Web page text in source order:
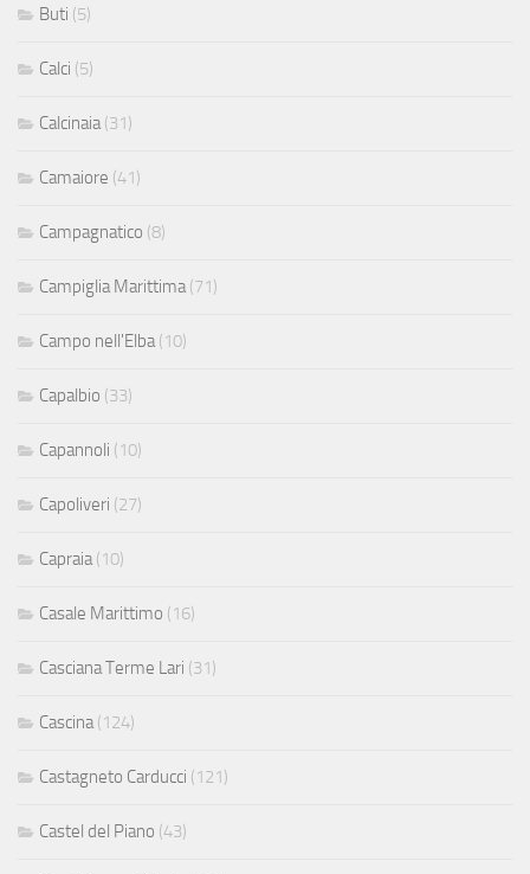
Buti (5)
Calci (5)
Calcinaia (31)
Camaiore (41)
Campagnatico (8)
Campiglia Marittima (71)
Campo nell'Elba (10)
Capalbio (33)
Capannoli (10)
Capoliveri (27)
Capraia (10)
Casale Marittimo (16)
Casciana Terme Lari (31)
Cascina (124)
Castagneto Carducci (121)
Castel del Piano (43)